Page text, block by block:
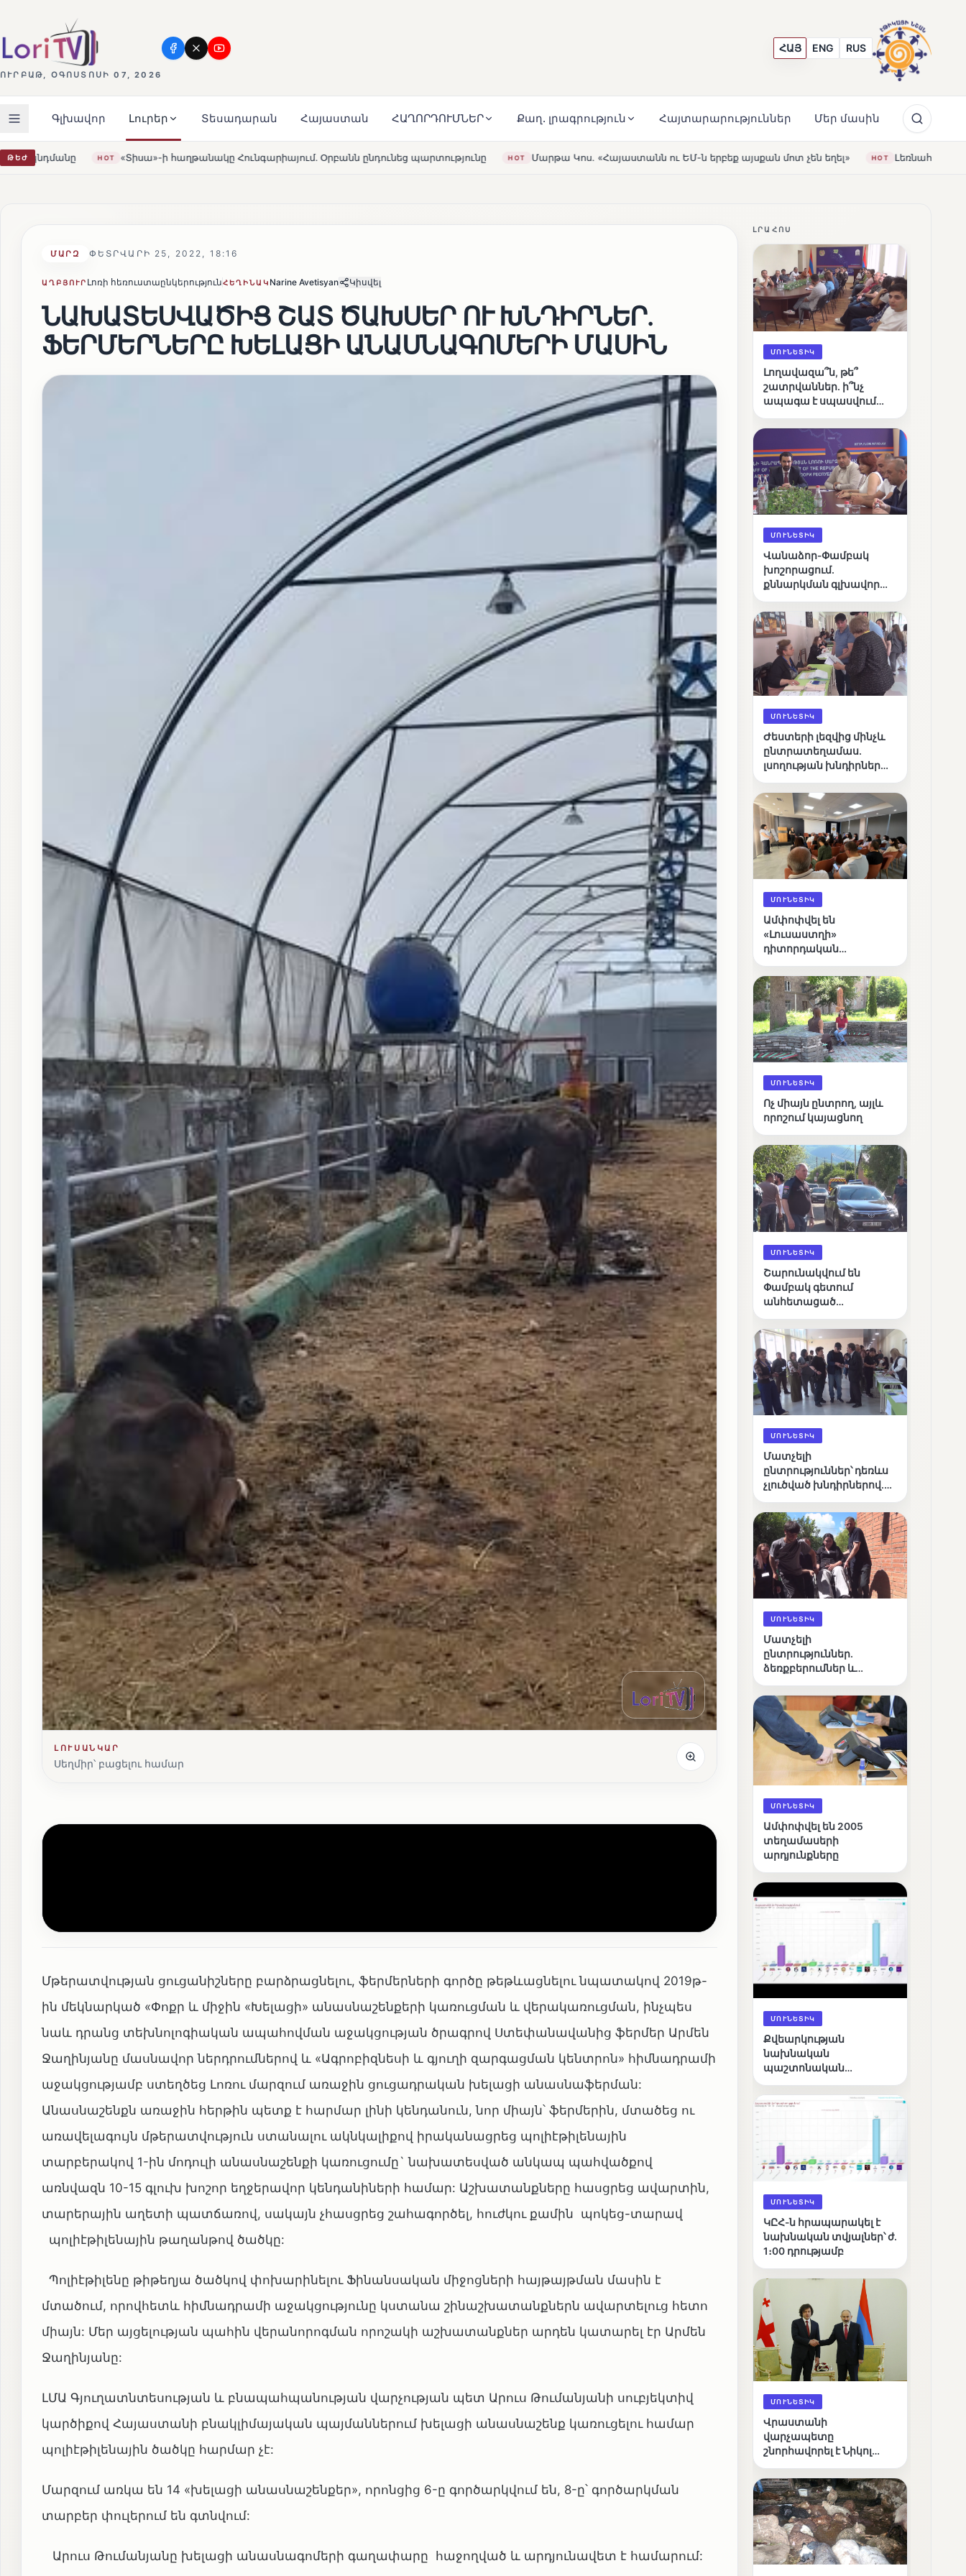
ՈՒՐԲԱԹ, ՕԳՈՍՏՈՍԻ 07, 2026
ՀԱՅ ENG RUS
Գլխավոր Լուրեր Տեսադարան Հայաստան ՀԱՂՈՐԴՈՒՄՆԵՐ Քաղ. լրագրություն Հայտարարություններ Մեր մասին
ԹԵԺ Հունգարիայում․ Օրբանն ընդունեց պարտությունը HOT Մարթա Կոս. «Հայաստանն ու ԵՄ-ն երբեք այսքան մոտ չեն եղել» HOT Լեռնահովիտի Սուրբ Ստեփանոս եկեղեցին
ՄԱՐԶ ՓԵՏՐՎԱՐԻ 25, 2022, 18:16
ԱՂԲՅՈՒՐ Լոռի հեռուստաընկերությունՀԵՂԻՆԱԿ Narine Avetisyan Կիսվել
ՆԱԽԱՏԵՍՎԱԾԻՑ ՇԱՏ ԾԱԽՍԵՐ ՈՒ ԽՆԴԻՐՆԵՐ.
ՖԵՐՄԵՐՆԵՐԸ ԽԵԼԱՑԻ ԱՆԱՍՆԱԳՈՄԵՐԻ ՄԱՍԻՆ
ԼՈՒՍԱՆԿԱՐ
Սեղմիր՝ բացելու համար
Մթերատվության ցուցանիշները բարձրացնելու, ֆերմերների գործը թեթևացնելու նպատակով 2019թ-
ին մեկնարկած «Փոքր և միջին «Խելացի» անասնաշենքերի կառուցման և վերակառուցման, ինչպես
նաև դրանց տեխնոլոգիական ապահովման աջակցության ծրագրով Ստեփանավանից ֆերմեր Արմեն
Ջաղինյանը մասնավոր ներդրումներով և «Ագրոբիզնեսի և գյուղի զարգացման կենտրոն» հիմնադրամի
աջակցությամբ ստեղծեց Լոռու մարզում առաջին ցուցադրական խելացի անասնաֆերման:
Անասնաշենքն առաջին հերթին պետք է հարմար լինի կենդանուն, նոր միայն՝ ֆերմերին, մտածեց ու
առավելագույն մթերատվություն ստանալու ակնկալիքով իրականացրեց պոլիէթիլենային
տարբերակով 1-ին մոդուլի անասնաշենքի կառուցումը` նախատեսված անկապ պահվածքով
առնվազն 10-15 գլուխ խոշոր եղջերավոր կենդանիների համար: Աշխատանքները հասցրեց ավարտին,
տարերային աղետի պատճառով, սակայն չհասցրեց շահագործել, հուժկու քամին պոկեց-տարավ
պոլիէթիլենային թաղանթով ծածկը:
Պոլիէթիլենը թիթեղյա ծածկով փոխարինելու Ֆինանսական միջոցների հայթայթման մասին է
մտածում, որովհետև հիմնադրամի աջակցությունը կստանա շինաշխատանքներն ավարտելուց հետո
միայն: Մեր այցելության պահին վերանորոգման որոշակի աշխատանքներ արդեն կատարել էր Արմեն
Ջաղինյանը:
ԼՄԱ Գյուղատնտեսության և բնապահպանության վարչության պետ Արուս Թումանյանի սուբյեկտիվ
կարծիքով Հայաստանի բնակլիմայական պայմաններում խելացի անասնաշենք կառուցելու համար
պոլիէթիլենային ծածկը հարմար չէ:
Մարզում առկա են 14 «խելացի անասնաշենքեր», որոնցից 6-ը գործարկվում են, 8-ը՝ գործարկման
տարբեր փուլերում են գտնվում:
Արուս Թումանյանը խելացի անասնագոմերի գաղափարը հաջողված և արդյունավետ է համարում:
ԼՐԱՀՈՍ
ՄՈՒՆԵՏԻԿ
Լողավազա՞ն, թե՞
շատրվաններ. ի՞նչ
ապագա է սպասվում
լճին
ՄՈՒՆԵՏԻԿ
Վանաձոր-Փամբակ
խոշորացում.
քննարկման գլխավոր
կառավարո՞ւմ, թե՞
քաղաքական նպատակ
ՄՈՒՆԵՏԻԿ
Ժեստերի լեզվից մինչև
ընտրատեղամաս.
լսողության խնդիրներ
ճանապարհը
ՄՈՒՆԵՏԻԿ
Ամփոփվել են
«Լուսաստղի»
դիտորդական
արդյունքները
ՄՈՒՆԵՏԻԿ
Ոչ միայն ընտրող, այլև
որոշում կայացնող
ՄՈՒՆԵՏԻԿ
Շարունակվում են
Փամբակ գետում
անհետացած
որոնողական
աշխատանքները
ՄՈՒՆԵՏԻԿ
Մատչելի
ընտրություններ՝ դեռևս
չլուծված խնդիրներով.
դիտորդական
առաքելության
արդյունքները
ՄՈՒՆԵՏԻԿ
Մատչելի
ընտրություններ.
ձեռքբերումներ և
բացթողումներ
ՄՈՒՆԵՏԻԿ
Ամփոփվել են 2005
տեղամասերի
արդյունքները
ՄՈՒՆԵՏԻԿ
Քվեարկության
նախնական
պաշտոնական
ՄՈՒՆԵՏԻԿ
ԿԸՀ-ն հրապարակել է
նախնական տվյալներ՝ ժ․
1։00 դրությամբ
ՄՈՒՆԵՏԻԿ
Վրաստանի
վարչապետը
շնորհավորել է Նիկոլ
ընտրություններում
հաջողության
կապակցությամբ